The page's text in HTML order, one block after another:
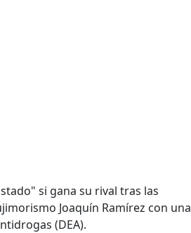
si gana su rival tras las
Joaquín Ramírez con una
(DEA).